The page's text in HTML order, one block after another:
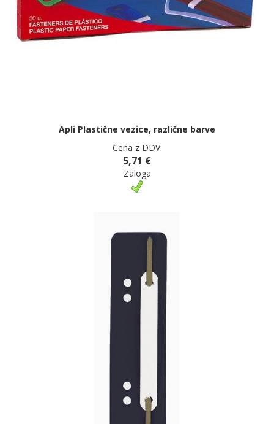
Apli Plastične vezice, različne barve
Cena z DDV:
5,71 €
Zaloga